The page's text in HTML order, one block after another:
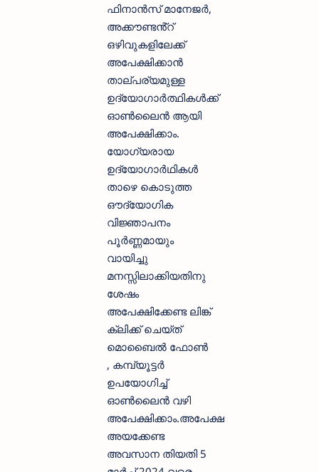
ഫിനാൻസ് മാനേജർ,
അക്കൗണ്ടൻ്റ്
ഒഴിവുകളിലേക്ക്
അപേക്ഷിക്കാന്‍
താല്പര്യമുള്ള
ഉദ്യോഗാര്‍ത്ഥികള്‍ക്ക്
ഓണ്‍ലൈന്‍ ആയി
അപേക്ഷിക്കാം.
യോഗ്യരായ
ഉദ്യോഗാര്‍ഥികള്‍
താഴെ കൊടുത്ത
ഔദ്യോഗിക
വിജ്ഞാപനം
പൂര്‍ണ്ണമായും
വായിച്ചു
മനസ്സിലാക്കിയതിനു
ശേഷം
അപേക്ഷിക്കേണ്ട ലിങ്ക്
ക്ലിക്ക് ചെയ്ത്
മൊബൈല്‍ ഫോണ്‍
, കമ്പ്യൂട്ടര്‍
ഉപയോഗിച്ച്
ഓണ്‍ലൈന്‍ വഴി
അപേക്ഷിക്കാം.അപേക്ഷ
അയക്കേണ്ട
അവസാന തിയതി 5